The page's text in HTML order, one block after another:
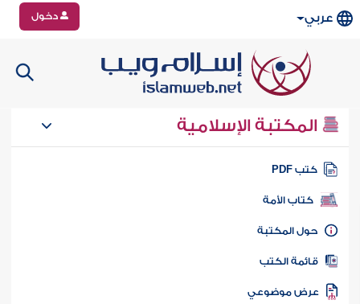
عربي دخول
المكتبة الإسلامية
كتب PDF
كتاب الأمة
المكتبة
الكتب